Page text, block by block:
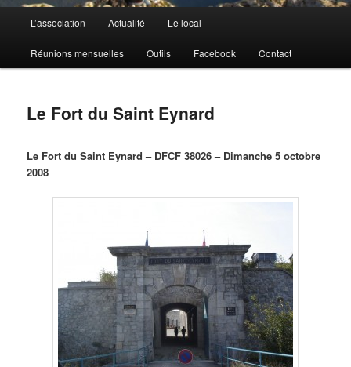
principal
L’association Actualité Le local
Réunions mensuelles Outils Facebook Contact
Le Fort du Saint Eynard
Le Fort du Saint Eynard – DFCF 38026 – Dimanche 5 octobre
2008